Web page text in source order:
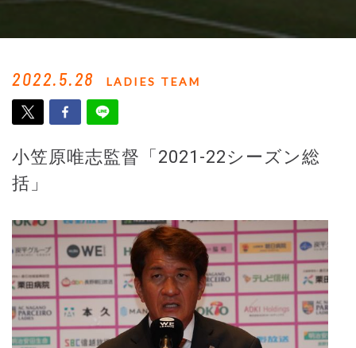
2022.5.28 LADIES TEAM
小笠原唯志監督「2021-22シーズン総
括」